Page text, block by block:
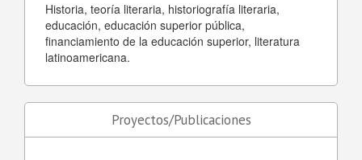
Historia, teoría literaria, historiografía literaria,
educación, educación superior pública,
financiamiento de la educación superior, literatura
latinoamericana.
Proyectos/Publicaciones